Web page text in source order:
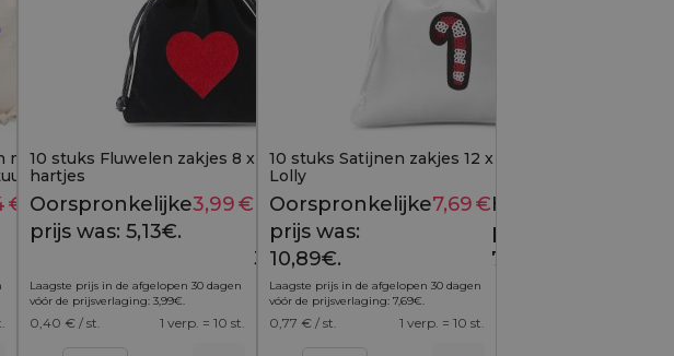
met borduurwerk
charme in
12,79 €
€ Huidige
prijs is:
10 stuks Fluwelen zakjes 8 x 10 cm - zwart -
hartjes
5,13 €
Oorspronkelijke
prijs was: 5,13€.
3,99€ Huidige
prijs is:
3,99€.
Laagste prijs in de afgelopen 30 dagen
vóór de prijsverlaging: 3,99€.
0,40 € / st. 1 verp. = 10 st.
10 stuks Satijnen zakjes 12 x 15cm -Kerstmis-
Lolly
Oorspronkelijke
prijs was:
10,89€.
7,69€Huidige
prijs is:
7,69€.
Laagste prijs in de afgelopen 30 dagen
vóór de prijsverlaging: 7,69€.
0,77 € / st. 1 verp. = 10 st.